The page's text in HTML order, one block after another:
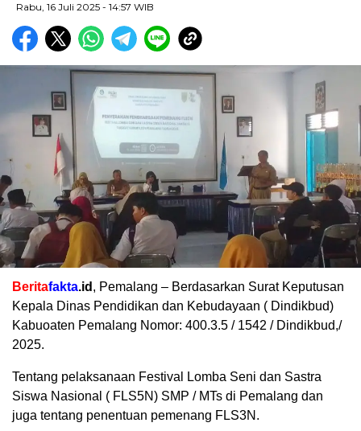
Rabu, 16 Juli 2025 - 14:57 WIB
Beritafakta.id , Pemalang – Berdasarkan Surat Keputusan
Kepala Dinas Pendidikan dan Kebudayaan ( Dindikbud)
Kabuoaten Pemalang Nomor: 400.3.5 / 1542 / Dindikbud,/
2025.
Tentang pelaksanaan Festival Lomba Seni dan Sastra
Siswa Nasional ( FLS5N) SMP / MTs di Pemalang dan
juga tentang penentuan pemenang FLS3N.